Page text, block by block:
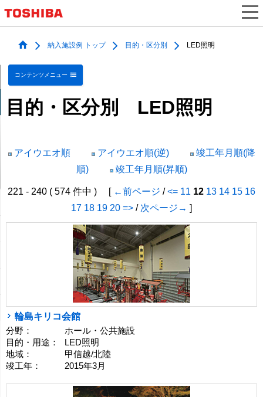
納入施設例 トップ 目的・区分別 LED照明
コンテンツメニュー
目的・区分別 LED照明
アイウエオ順 アイウエオ順(逆)
竣工年月順(降
順)
竣工年月順(昇順)
221 - 240 ( 574 件中 ) [ ←前ページ /<= 11 12 13 14 15 16
17 18 19 20 => / 次ページ→ ]
輪島キリコ会館
分野：
ホール・公共施設
目的・用途：
LED照明
地域：
甲信越/北陸
竣工年：
2015年3月